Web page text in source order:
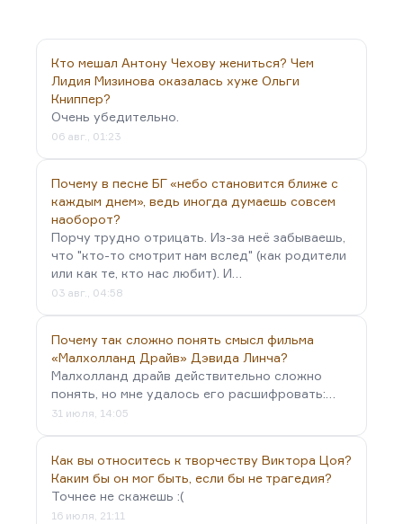
Кто мешал Антону Чехову жениться? Чем
Лидия Мизинова оказалась хуже Ольги
Книппер?
Очень убедительно.
06 авг., 01:23
Почему в песне БГ «небо становится ближе с
каждым днем», ведь иногда думаешь совсем
наоборот?
Порчу трудно отрицать. Из-за неё забываешь,
что "кто-то смотрит нам вслед" (как родители
или как те, кто нас любит). И…
03 авг., 04:58
Почему так сложно понять смысл фильма
«Малхолланд Драйв» Дэвида Линча?
Малхолланд драйв действительно сложно
понять, но мне удалось его расшифровать:…
31 июля, 14:05
Как вы относитесь к творчеству Виктора Цоя?
Каким бы он мог быть, если бы не трагедия?
Точнее не скажешь :(
16 июля, 21:11